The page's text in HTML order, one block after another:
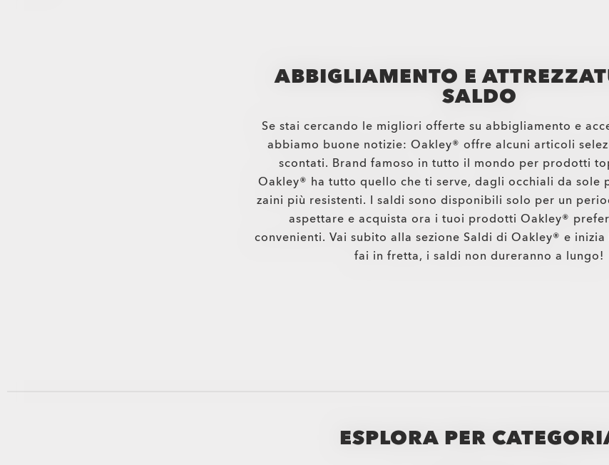
ABBIGLIAMENTO E
SALDO
Se stai cercando le migliori offerte su abbigliamento e
abbiamo buone notizie: Oakley® offre alcuni articoli
scontati. Brand famoso in tutto il mondo per prodotti
Oakley® ha tutto quello che ti serve, dagli occhiali da sole
zaini più resistenti. I saldi sono disponibili solo per un
aspettare e acquista ora i tuoi prodotti Oakley®
convenienti. Vai subito alla sezione Saldi di Oakley® e
fai in fretta, i saldi non dureranno a lungo!
ESPLORA PER